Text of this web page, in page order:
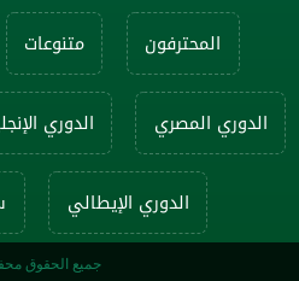
المحترفون متنوعات
الدوري المصري الدوري
الدوري الإيطالي
جميع الحقوق